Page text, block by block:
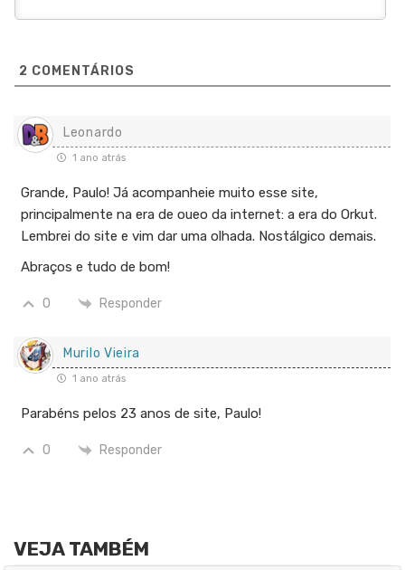
2 COMENTÁRIOS
Leonardo
1 ano atrás
Grande, Paulo! Já acompanheie muito esse site,
principalmente na era de oueo da internet: a era do Orkut.
Lembrei do site e vim dar uma olhada. Nostálgico demais.
Abraços e tudo de bom!
0 Responder
Murilo Vieira
1 ano atrás
Parabéns pelos 23 anos de site, Paulo!
0 Responder
VEJA TAMBÉM